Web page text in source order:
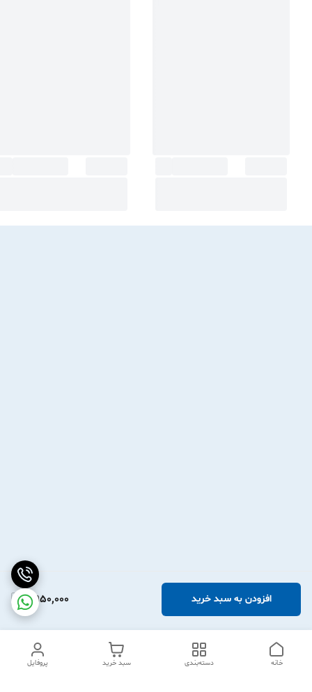
2,950,000 افزودن به سبد خرید
پروفایل سبد خرید دسته‌بندی خانه